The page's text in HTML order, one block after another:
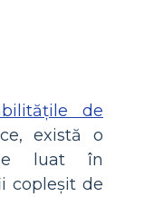
de
există o
luat în
copleșit de